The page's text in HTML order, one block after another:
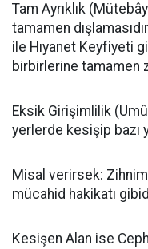
​Tam Ayrıklık
tamamen
ile Hıyanet Keyfiyeti
birbirlerine tamamen
​Eksik Girişimlilik
yerlerde kesişip bazı
Misal verirsek:
mücahid hakikatı
​Kesişen Alan ise